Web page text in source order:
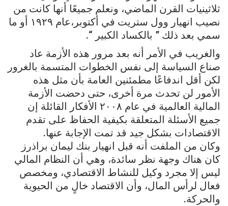
ثلاثينيات القرن الماضي، ونعلم جميعًا أنها كانت من
نصيب انهيار وول ستريت في أكتوبر،عام ١٩٢٩ أو ما
سمي بعد ذلك ” بالكساد الكبير “.
والغريب في الأمر أنه بعد مرور هذه الأزمة عاد
صناع السياسة إلى نفس الخطوات المتسمة بالغرور
لكن أقل اندفاعًا مطمئنين العامة بأن مثل هذه
الأمور لن تحدث مرة أخرى، حتى دحضت الأزمة
المالية العالمية في عام ٢٠٠٨ الأفكار القائلة إن
جميع الأسئلة المتعلقة بكيفية الحفاظ على تقدم
الاقتصادات بشكل جيد قد تمت الإجابة عنها.
وكان من الملفت أنه قبل انهيار بنك ليمان براذرز
كان هناك وجهة نظر سائدة، وهي أن النظام المالي
ليس إلا مجرد وكيل للنشاط الاقتصادي، ومخصص
فعال لرأس المال، وأن الاقتصاد خالٍ من الحيوية
والحركة.